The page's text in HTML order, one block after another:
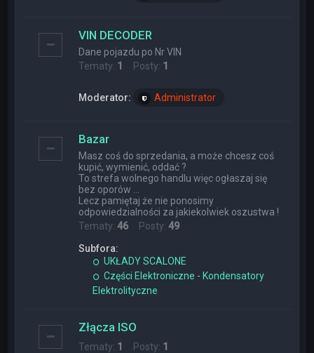
VIN DECODER
Dane pojazdu po Nr VIN
Tematy: 1 Posty: 1
Moderator: Administrator
Bazar
Masz coś do sprzedania, a może chcesz coś
kupić, wymienić, oddać ?
To strefa wolnego handlu więc ogłaszaj się
bez oporów ...
Lecz pamiętaj że nie ponosimy
odpowiedzialności za jakiekolwiek oszustwa !
Tematy:46 Posty:49
Subfora:
UKŁADY SCALONE
Części Elektroniczne - Kondensatory
Elektrolityczne
Złącza ISO
Tematy: 1 Posty: 1